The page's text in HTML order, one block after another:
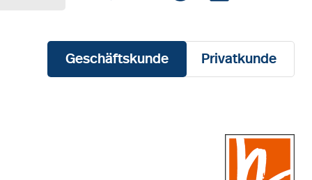
Geschäftskunde Privatkunde